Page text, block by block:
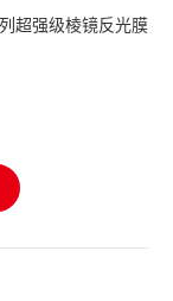
超强级棱镜反光膜